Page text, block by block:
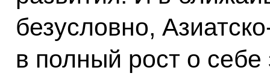
безусловно,
в полный рост о себе